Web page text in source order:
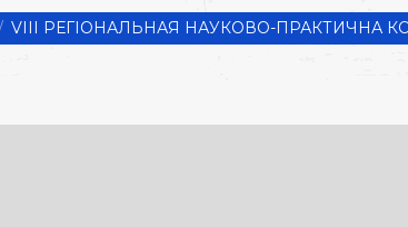
VIII РЕГІОНАЛЬНАЯ НАУКОВО-ПРАКТИЧНА